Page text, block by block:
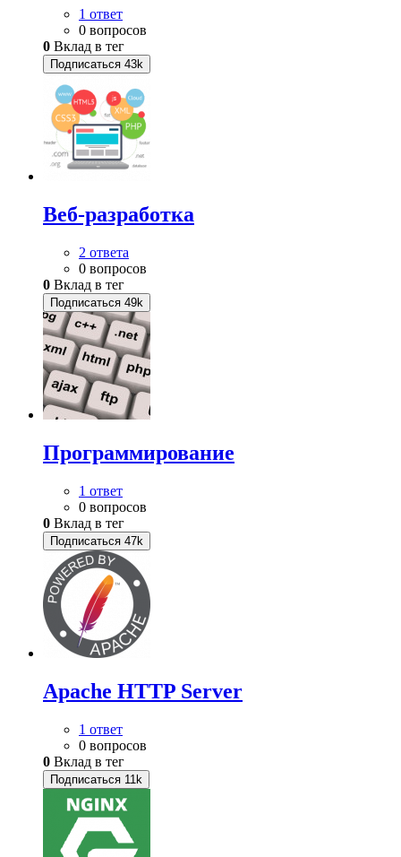
1 ответ
0 вопросов
0 Вклад в тег
Подписаться 43k
Веб-разработка
2 ответа
0 вопросов
0 Вклад в тег
Подписаться 49k
Программирование
1 ответ
0 вопросов
0 Вклад в тег
Подписаться 47k
Apache HTTP Server
1 ответ
0 вопросов
0 Вклад в тег
Подписаться 11k